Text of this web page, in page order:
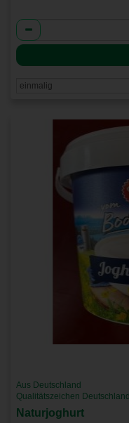
Anzahl
Aus Deutschland
Qualitätszeichen Deutschland
Naturjoghurt